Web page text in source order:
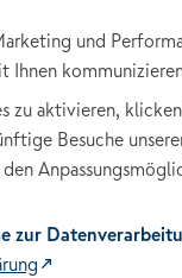
auf den 2. Platz
Denn die
Wir
und
Ihnen
zu aktivieren,
Besuche
zur